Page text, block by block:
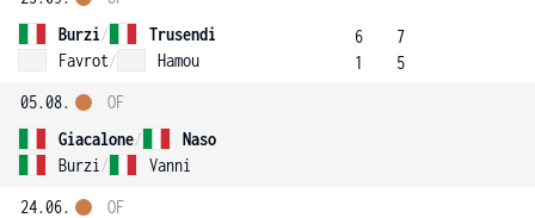
Burzi/
Trusendi
Favrot/ Hamou
6
1
7
5
05.08.
Giacalone/
Naso
Burzi / Vanni
OF
24.06.
OF